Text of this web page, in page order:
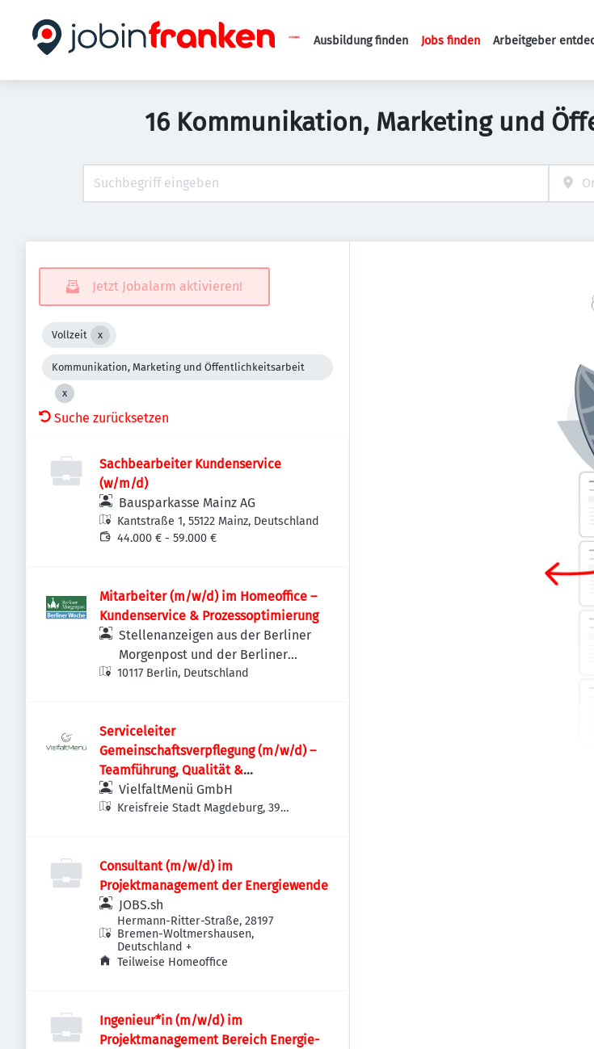
Haupt-
Ausbildung finden Jobs finden Arbeitgeber
16 Kommunikation, Marketing und
Jetzt Jobalarm aktivieren!
Vollzeit
Kommunikation, Marketing und Öffentlichkeitsarbeit
Suche zurücksetzen
Sachbearbeiter Kundenservice
(w/m/d)
Bausparkasse Mainz AG
Kantstraße 1, 55122 Mainz, Deutschland
44.000 € - 59.000 €
Mitarbeiter (m/w/d) im Homeoffice –
Kundenservice & Prozessoptimierung
Stellenanzeigen aus der Berliner
Morgenpost und der Berliner
Woche
10117 Berlin, Deutschland
Serviceleiter
Gemeinschaftsverpflegung (m/w/d) –
Teamführung, Qualität &
Kundenservice
VielfaltMenü GmbH
Kreisfreie Stadt Magdeburg, 39
Consultant (m/w/d) im
Projektmanagement der Energiewende
JOBS.sh
Hermann-Ritter-Straße, 28197
Bremen-Woltmershausen,
Deutschland +
Teilweise Homeoffice
Ingenieur*in (m/w/d) im
Projektmanagement Bereich Energie-